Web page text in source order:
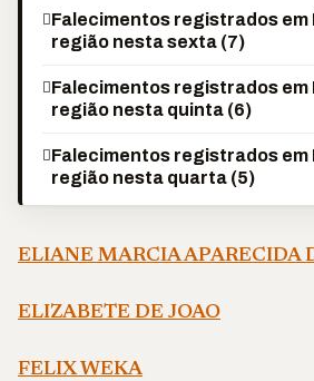
Falecimentos registrados em
região nesta sexta (7)
Falecimentos registrados em
região nesta quinta (6)
Falecimentos registrados em
região nesta quarta (5)
ELIANE MARCIA APARECIDA
ELIZABETE DE JOAO
FELIX WEKA